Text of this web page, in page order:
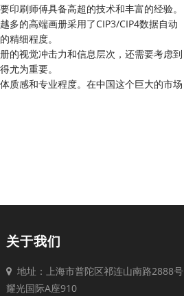
刷师傅具备高超的技术和丰富的经验。
多的高端画册采用了CIP3/CIP4数据自动
精细程度。
的视觉冲击力和信息层次，还需要考虑到
尤为重要。
质感和专业程度。在中国这个巨大的市场
关于我们
地址：上海市普陀区祁连山南路2888号
耀光国际A座910